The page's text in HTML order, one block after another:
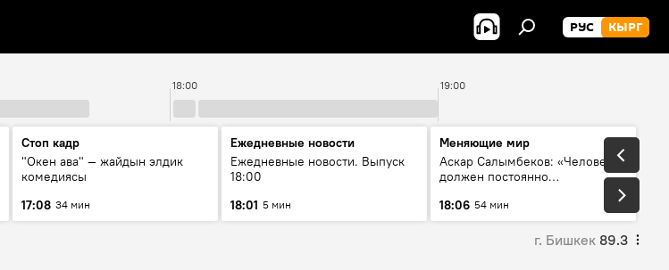
РУС КЫРГ
18:00 19:00
Стоп кадр
"Окен ава" — жайдын элдик
комедиясы
17:08 34 мин
Ежедневные новости
Ежедневные новости. Выпуск
18:00
18:01 5 мин
Меняющие мир
Аскар Салымбеков: «Человек
должен постоянно
18:06 54 мин
г. Бишкек 89.3